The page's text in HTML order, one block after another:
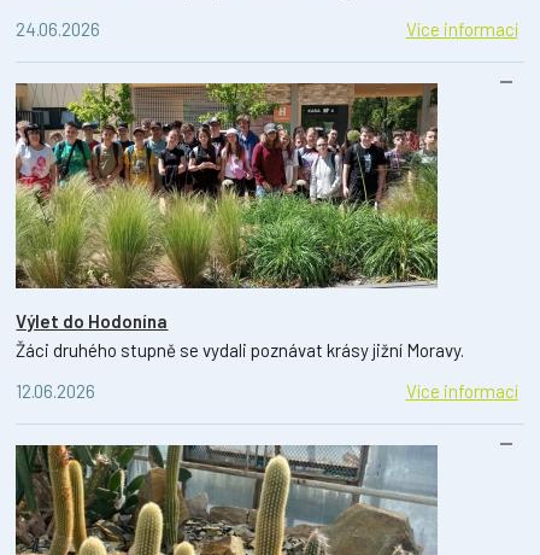
24.06.2026
Více informací
Výlet do Hodonína
Žáci druhého stupně se vydali poznávat krásy jižní Moravy.
12.06.2026
Více informací